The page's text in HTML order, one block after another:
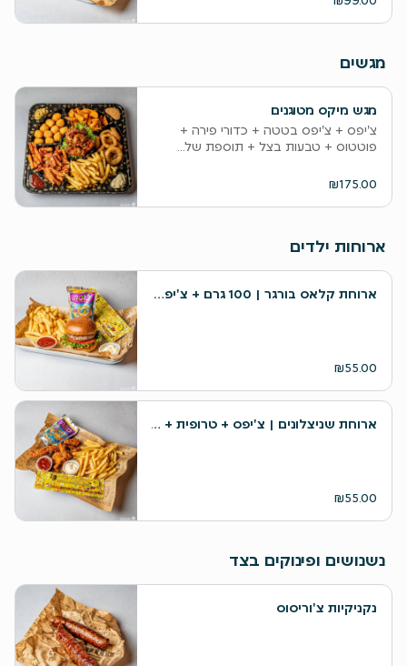
מגשים
מגש מיקס מטוגנים
צ'יפס + צ'יפס בטטה + כדורי פירה +
פוטטוס + טבעות בצל + תוספת של...
₪175.00
ארוחות ילדים
ארוחת קלאס בורגר | 100 גרם + צ'יפס + טרופית + הפתעה
₪55.00
ארוחת שניצלונים | צ'יפס + טרופית + הפתעה
₪55.00
נשנושים ופינוקים בצד
נקניקיות צ'וריסוס